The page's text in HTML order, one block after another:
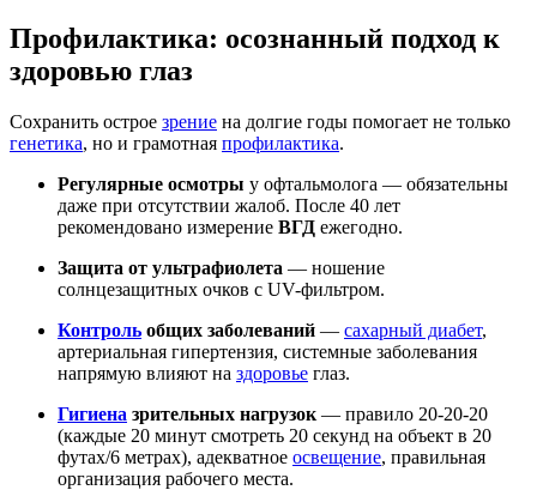
Профилактика: осознанный подход к
здоровью глаз
Сохранить острое зрение на долгие годы помогает не только
генетика, но и грамотная профилактика.
Регулярные осмотры у офтальмолога — обязательны
даже при отсутствии жалоб. После 40 лет
рекомендовано измерение ВГД ежегодно.
Защита от ультрафиолета — ношение
солнцезащитных очков с UV-фильтром.
Контроль общих заболеваний — сахарный диабет,
артериальная гипертензия, системные заболевания
напрямую влияют на здоровье глаз.
Гигиена зрительных нагрузок — правило 20-20-20
(каждые 20 минут смотреть 20 секунд на объект в 20
футах/6 метрах), адекватное освещение, правильная
организация рабочего места.